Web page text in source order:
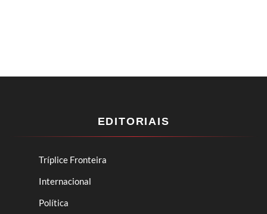
EDITORIAIS
Tríplice Fronteira
Internacional
Política